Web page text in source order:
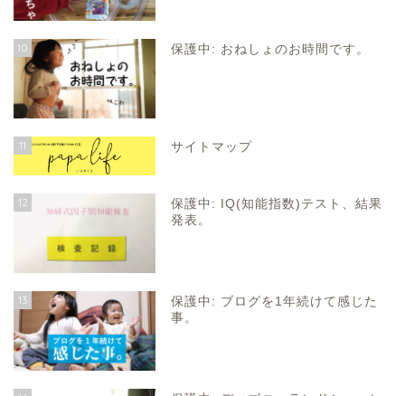
10 保護中: おねしょのお時間です。
11 サイトマップ
12
保護中: IQ(知能指数)テスト、結果
発表。
13
保護中: ブログを1年続けて感じた
事。